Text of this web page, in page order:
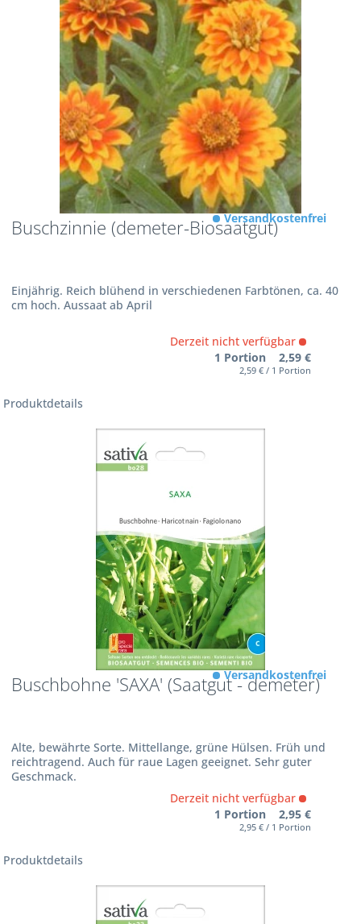
Buschzinnie (demeter-Biosaatgut)
Einjährig. Reich blühend in verschiedenen Farbtönen, ca. 40
cm hoch. Aussaat ab April
Versandkostenfrei
Derzeit nicht verfügbar
1 Portion 2,59 €
2,59 € / 1 Portion
Produktdetails
Buschbohne 'SAXA' (Saatgut - demeter)
Alte, bewährte Sorte. Mittellange, grüne Hülsen. Früh und
reichtragend. Auch für raue Lagen geeignet. Sehr guter
Geschmack.
Versandkostenfrei
Derzeit nicht verfügbar
1 Portion 2,95 €
2,95 € / 1 Portion
Produktdetails